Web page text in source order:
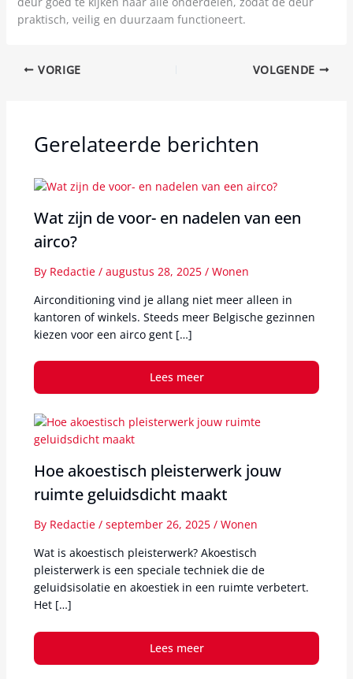
praktisch, veilig en duurzaam functioneert.
VORIGE VOLGENDE
Gerelateerde berichten
Wat zijn de voor- en nadelen van een
airco?
By Redactie / augustus 28, 2025 / Wonen
Airconditioning vind je allang niet meer alleen in
kantoren of winkels. Steeds meer Belgische gezinnen
kiezen voor een airco gent […]
Lees meer
Hoe akoestisch pleisterwerk jouw
ruimte geluidsdicht maakt
By Redactie / september 26, 2025 / Wonen
Wat is akoestisch pleisterwerk? Akoestisch
pleisterwerk is een speciale techniek die de
geluidsisolatie en akoestiek in een ruimte verbetert.
Het […]
Lees meer